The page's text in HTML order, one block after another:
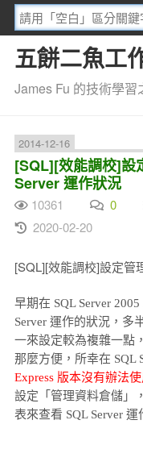
五餅二魚工
James Fu 的技術學習
2014-12-16
[SQL][效能調校]設
Server 運作狀況
10361 0
2020-02-20
[SQL][效能調校]設定管
早期在 SQL Server
Server 運作的狀況，多
一來設定較為複雜一點
那麼方便，所幸在 SQL
Express 版本沒有辦法使
設定「管理資料倉儲」
表來查看 SQL Server 運